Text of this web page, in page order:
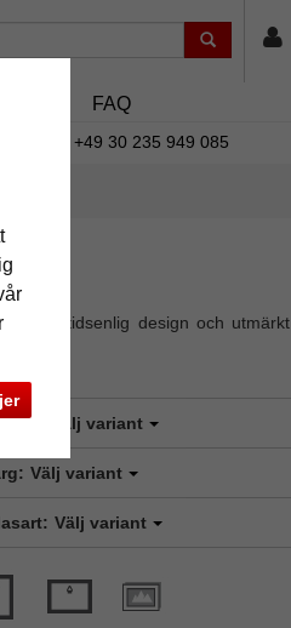
FAQ
+49 30 235 949 085
i tidsenlig design och utmärkt
Välj variant
Välj variant
Välj variant